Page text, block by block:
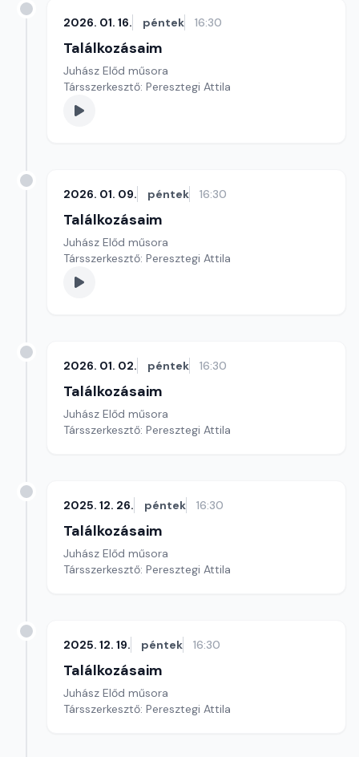
2026. 01. 16. péntek 16:30
Találkozásaim
Juhász Előd műsora
Társszerkesztő: Peresztegi Attila
2026. 01. 09. péntek 16:30
Találkozásaim
Juhász Előd műsora
Társszerkesztő: Peresztegi Attila
2026. 01. 02. péntek 16:30
Találkozásaim
Juhász Előd műsora
Társszerkesztő: Peresztegi Attila
2025. 12. 26. péntek 16:30
Találkozásaim
Juhász Előd műsora
Társszerkesztő: Peresztegi Attila
2025. 12. 19. péntek 16:30
Találkozásaim
Juhász Előd műsora
Társszerkesztő: Peresztegi Attila